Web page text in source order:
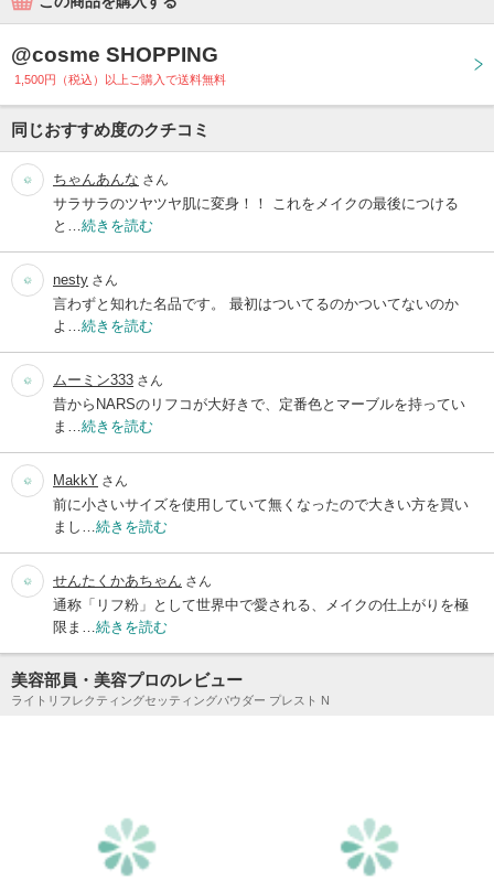
@cosme SHOPPING
1,500円（税込）以上ご購入で送料無料
同じおすすめ度のクチコミ
ちゃんあんな さん
サラサラのツヤツヤ肌に変身！！ これをメイクの最後につける
と… 続きを読む
nesty さん
言わずと知れた名品です。 最初はついてるのかついてないのか
よ… 続きを読む
ムーミン333 さん
昔からNARSのリフコが大好きで、定番色とマーブルを持ってい
ま… 続きを読む
MakkY さん
前に小さいサイズを使用していて無くなったので大きい方を買い
まし… 続きを読む
せんたくかあちゃん さん
通称「リフ粉」として世界中で愛される、メイクの仕上がりを極
限ま… 続きを読む
美容部員・美容プロのレビュー
ライトリフレクティングセッティングパウダー プレスト N